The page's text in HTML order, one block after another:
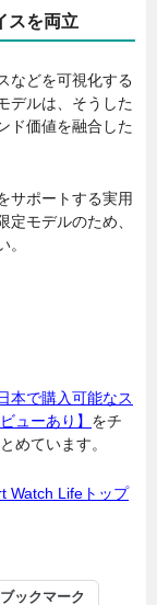
スを両立
などを可視化する
デルは、そうした
ド価値を融合した
サポートする実用
モデルのため、
本で購入可能なス
ューあり】 をチ
めています。
Watch Lifeトップ
ックマーク